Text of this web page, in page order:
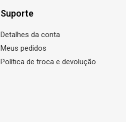
Suporte
Detalhes da conta
Meus pedidos
Política de troca e devolução